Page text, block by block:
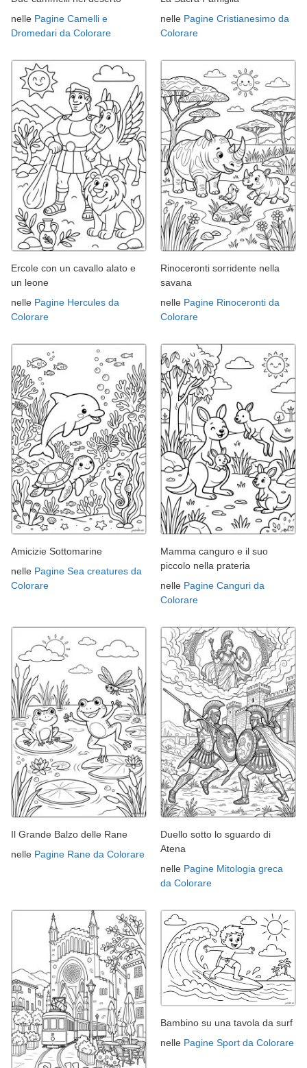
nelle Pagine Camelli e
Dromedari da Colorare
nelle Pagine Cristianesimo da
Colorare
Ercole con un cavallo alato e
un leone
nelle Pagine Hercules da
Colorare
Rinoceronti sorridente nella
savana
nelle Pagine Rinoceronti da
Colorare
Amicizie Sottomarine
nelle Pagine Sea creatures da
Colorare
Mamma canguro e il suo
piccolo nella prateria
nelle Pagine Canguri da
Colorare
Il Grande Balzo delle Rane
nelle Pagine Rane da Colorare
Duello sotto lo sguardo di
Atena
nelle Pagine Mitologia greca
da Colorare
Bambino su una tavola da surf
nelle Pagine Sport da Colorare